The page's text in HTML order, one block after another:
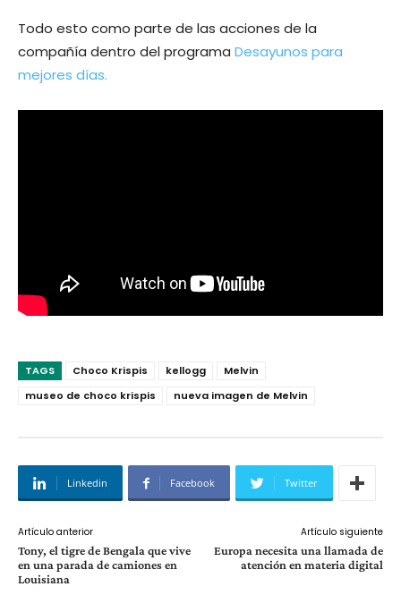
Todo esto como parte de las acciones de la
compañía dentro del programa Desayunos para
mejores días.
TAGS Choco Krispis kellogg
Melvin
museo de choco krispis
nueva imagen de Melvin
Linkedin Facebook Twitter
Artículo anterior
Tony, el tigre de Bengala que vive
en una parada de camiones en
Louisiana
Artículo siguiente
Europa necesita una llamada de
atención en materia digital